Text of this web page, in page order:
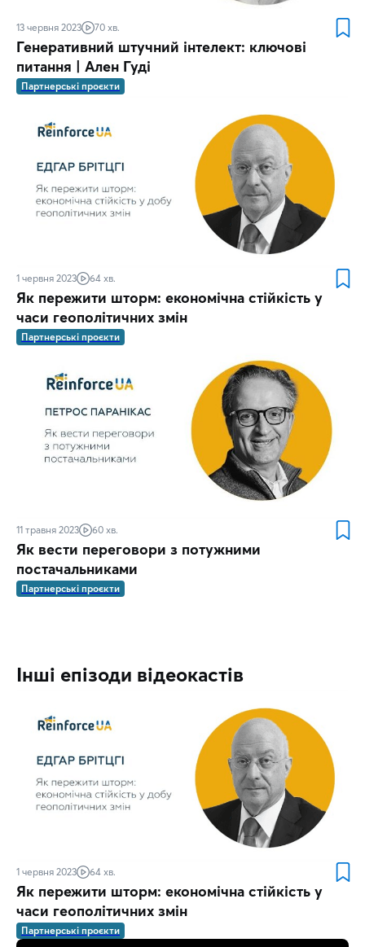
13 червня 2023 70 хв.
Генеративний штучний інтелект: ключові
питання | Ален Гуді
Партнерські проєкти
1 червня 2023 64 хв.
Як пережити шторм: економічна стійкість у
часи геополітичних змін
Партнерські проєкти
11 травня 2023 60 хв.
Як вести переговори з потужними
постачальниками
Партнерські проєкти
Інші епізоди відеокастів
1 червня 2023 64 хв.
Як пережити шторм: економічна стійкість у
часи геополітичних змін
Партнерські проєкти